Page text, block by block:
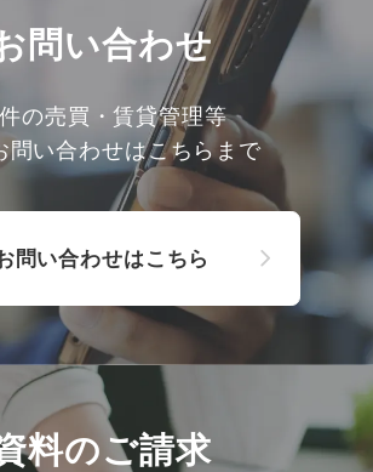
問い合わせ
の売買・賃貸管理等
問い合わせはこちらまで
問い合わせはこちら
料のご請求